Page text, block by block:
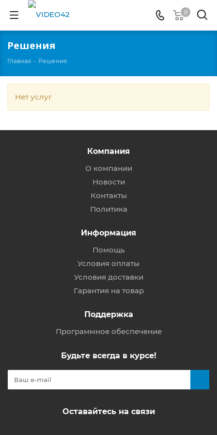
0
Решения
Главная - Решения
Нет услуг
Компания
О компании
Новости
Контакты
Политика
Информация
Помощь
Условия оплаты
Условия доставки
Гарантия на товар
Поддержка
Программное обеспечение
Будьте всегда в курсе!
Оставайтесь на связи